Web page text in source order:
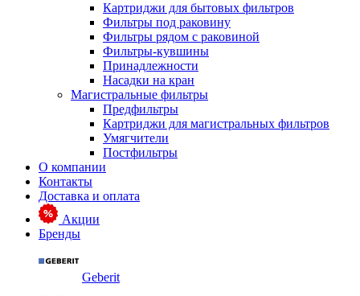
Картриджи для бытовых фильтров
Фильтры под раковину
Фильтры рядом с раковиной
Фильтры-кувшины
Принадлежности
Насадки на кран
Магистральные фильтры
Предфильтры
Картриджи для магистральных фильтров
Умягчители
Постфильтры
О компании
Контакты
Доставка и оплата
Акции
Бренды
Geberit